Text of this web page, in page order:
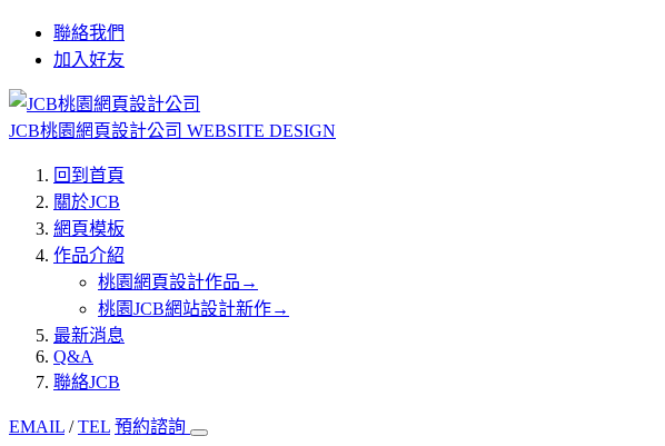
聯絡我們
加入好友
JCB桃園網頁設計公司 WEBSITE DESIGN
回到首頁
關於JCB
網頁模板
作品介紹
桃園網頁設計作品 →
桃園JCB網站設計新作→
最新消息
Q&A
聯絡JCB
EMAIL /TEL 預約諮詢